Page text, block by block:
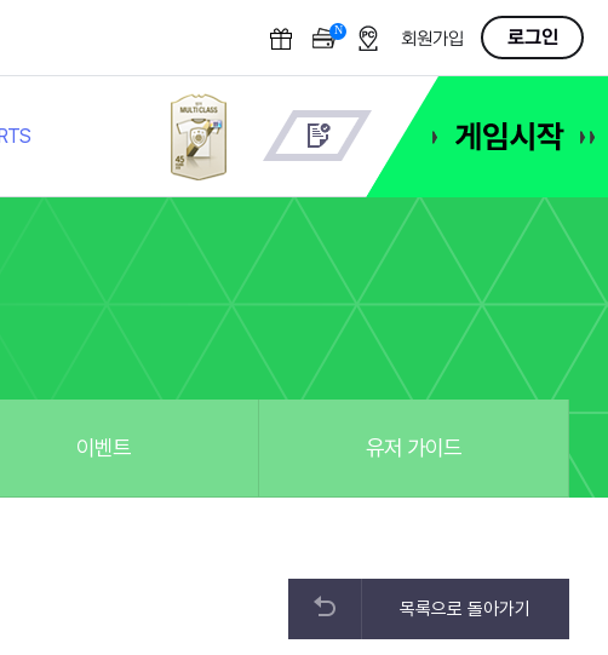
N OFF회원가입 로그인
이벤트 유저 가이드
목록으로 돌아가기